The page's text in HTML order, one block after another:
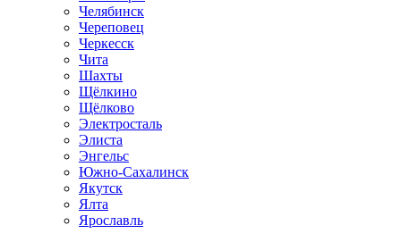
Челябинск
Череповец
Черкесск
Чита
Шахты
Щёлкино
Щёлково
Электросталь
Элиста
Энгельс
Южно-Сахалинск
Якутск
Ялта
Ярославль